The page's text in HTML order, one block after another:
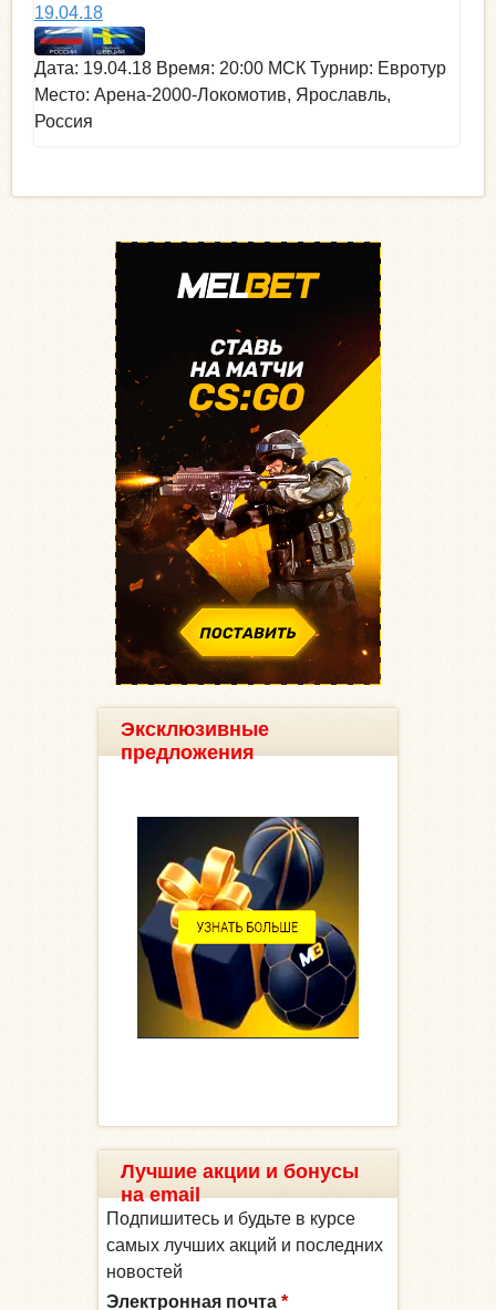
19.04.18
Дата: 19.04.18 Время: 20:00 МСК Турнир: Евротур
Место: Арена-2000-Локомотив, Ярославль,
Россия
Эксклюзивные
предложения
Лучшие акции и бонусы
на email
Подпишитесь и будьте в курсе
самых лучших акций и последних
новостей
Электронная почта *